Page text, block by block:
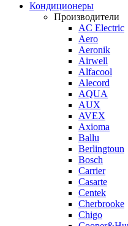
Кондиционеры
Производители
AC Electric
Aero
Aeronik
Airwell
Alfacool
Alecord
AQUA
AUX
AVEX
Axioma
Ballu
Berlingtoun
Bosch
Carrier
Casarte
Centek
Cherbrooke
Chigo